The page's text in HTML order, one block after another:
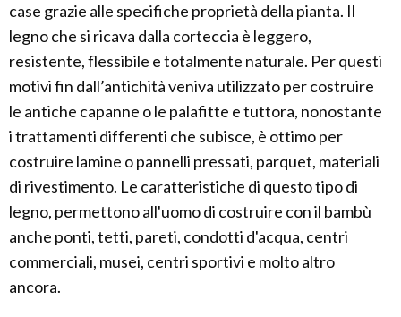
case grazie alle specifiche proprietà della pianta. Il
legno che si ricava dalla corteccia è leggero,
resistente, flessibile e totalmente naturale. Per questi
motivi fin dall’antichità veniva utilizzato per costruire
le antiche capanne o le palafitte e tuttora, nonostante
i trattamenti differenti che subisce, è ottimo per
costruire lamine o pannelli pressati, parquet, materiali
di rivestimento. Le caratteristiche di questo tipo di
legno, permettono all'uomo di costruire con il bambù
anche ponti, tetti, pareti, condotti d'acqua, centri
commerciali, musei, centri sportivi e molto altro
ancora.